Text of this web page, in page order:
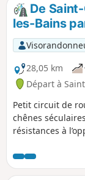
De
les-Bains
28,05 km
Départ à
Petit circuit de
chênes
résistances à